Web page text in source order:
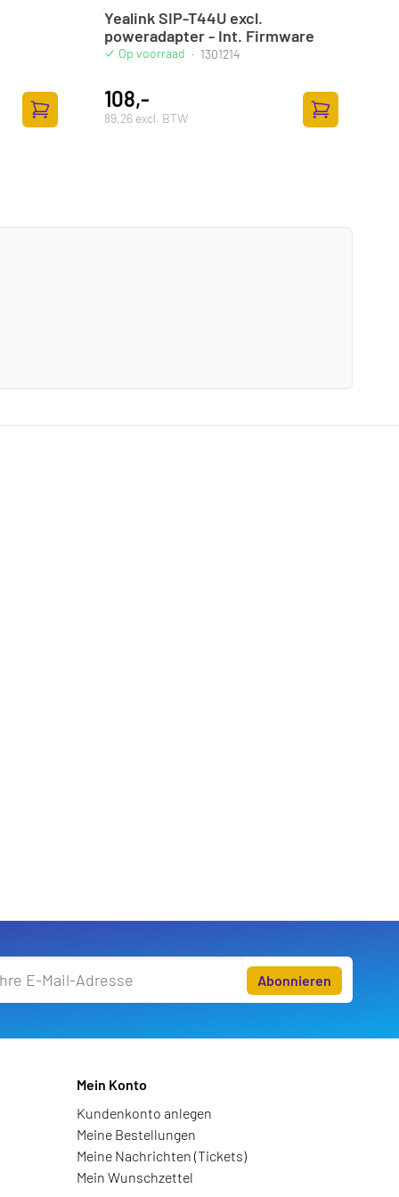
Zum Warenkorb hinzufügen
Yealink SIP-T44U excl.
poweradapter - Int. Firmware
Op voorraad · 1301214
108,-
89,26 excl. BTW
Zum
Abonnieren
Mein Konto
Kundenkonto anlegen
Meine Bestellungen
Meine Nachrichten (Tickets)
Mein Wunschzettel